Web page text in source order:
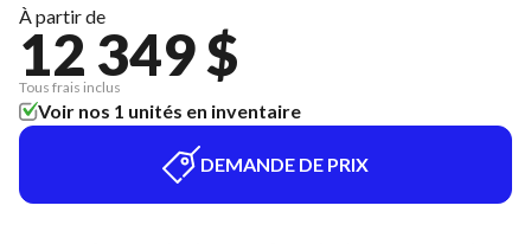
À partir de
12 349 $
Tous frais inclus
Voir nos 1 unités en inventaire
DEMANDE DE PRIX